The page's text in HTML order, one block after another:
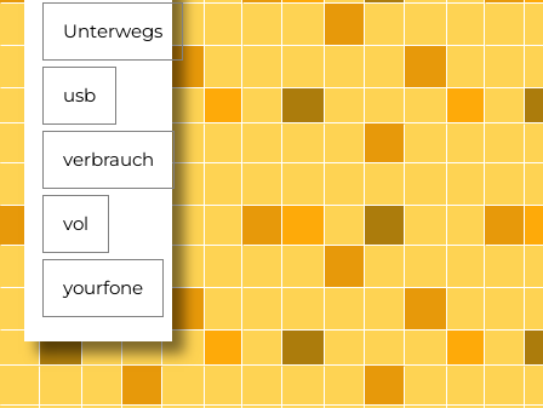
Unterwegs
usb
verbrauch
vol
yourfone